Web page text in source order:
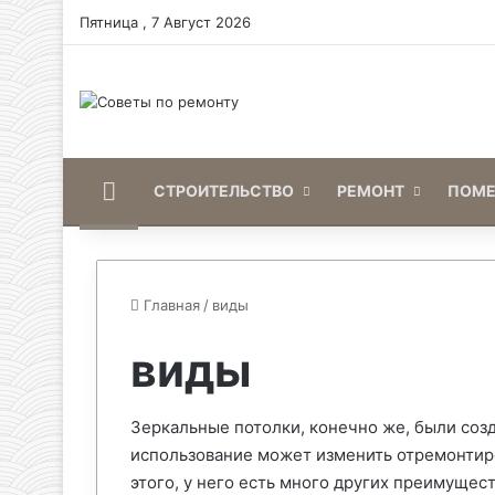
Пятница , 7 Август 2026
HomeСТРОИТЕЛЬСТВО РЕМОНТ
Главная / виды
виды
Зеркальные потолки, конечно же, были
использование может изменить
этого, у него есть много других